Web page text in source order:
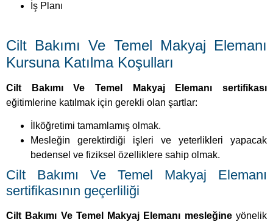
İş Planı
Cilt Bakımı Ve Temel Makyaj Elemanı
Kursuna Katılma Koşulları
Cilt Bakımı Ve Temel Makyaj Elemanı sertifikası
eğitimlerine katılmak için gerekli olan şartlar:
İlköğretimi tamamlamış olmak.
Mesleğin gerektirdiği işleri ve yeterlikleri yapacak
bedensel ve fiziksel özelliklere sahip olmak.
Cilt Bakımı Ve Temel Makyaj Elemanı
sertifikasının geçerliliği
Cilt Bakımı Ve Temel Makyaj Elemanı mesleğineyönelik